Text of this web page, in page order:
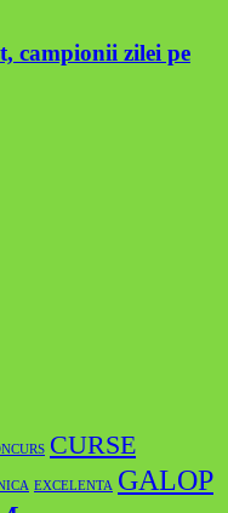
campionii zilei pe
CURSE
EXCELENTA GALOP